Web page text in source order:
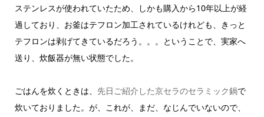
ステンレスが使われていたため、しかも購入から10年以上が経
過しており、お釜はテフロン加工されているけれども、きっと
テフロンは剥げてきているだろう。。。ということで、実家へ
送り、炊飯器が無い状態でした。
ごはんを炊くときは、 先日ご紹介した京セラのセラミック鍋で
炊いておりました。が、これが、まだ、なじんでいないので、